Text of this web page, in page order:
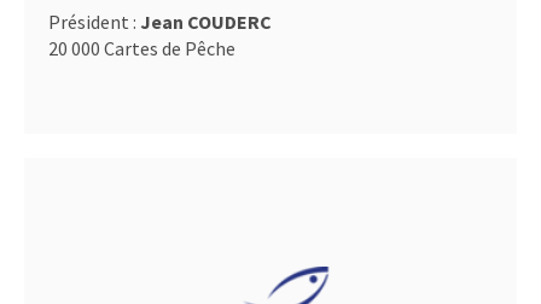
Président : Jean COUDERC
20 000 Cartes de Pêche